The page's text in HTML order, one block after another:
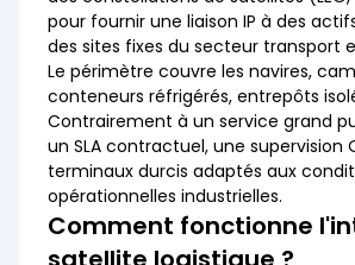
pour fournir une liaison IP à des
des sites fixes du secteur transport
Le périmètre couvre les navires,
conteneurs réfrigérés, entrepôts
Contrairement à un service grand
un SLA contractuel, une supervision
terminaux durcis adaptés aux
opérationnelles industrielles.
Comment fonctionne